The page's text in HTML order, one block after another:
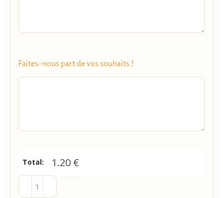
Faites-nous part de vos souhaits !
Total: 1.20 €
quantité